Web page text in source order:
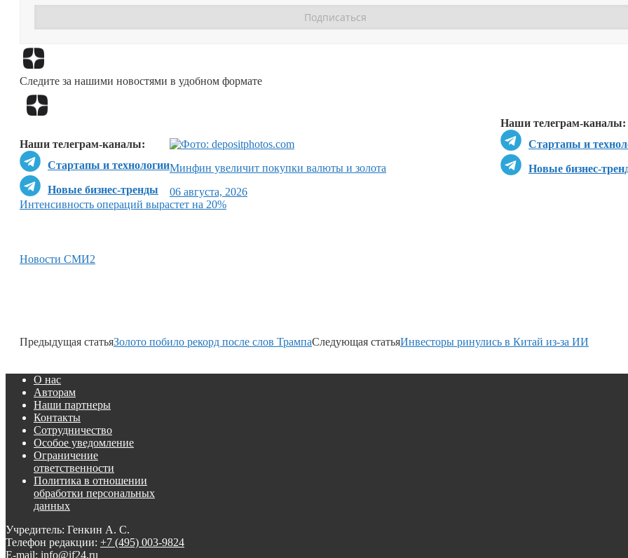
Следите за нашими новостями в удобном формате
Наши телеграм-каналы:
Стартапы и
Новые бизнес-
Наши телеграм-каналы:
Стартапы и технологии
Новые бизнес-тренды
Минфин увеличит покупки валюты и золота
06 августа, 2026
Интенсивность операций вырастет на 20%
Новости СМИ2
Предыдущая статьяЗолото побило рекорд после слов ТрампаСледующая статьяИнвесторы ринулись в Китай из-за ИИ
О нас
Авторам
Наши партнеры
Контакты
Сотрудничество
Особое уведомление
Ограничение
ответственности
Политика в отношении
обработки персональных
данных
Учредитель: Генкин А. С.
Телефон редакции: +7 (495) 003-9824
E-mail: info@if24.ru